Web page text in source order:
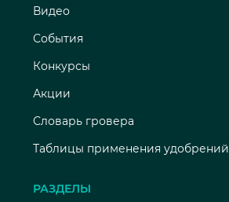
Видео
События
Конкурсы
Акции
Словарь гровера
Таблицы применения удобрений
РАЗДЕЛЫ